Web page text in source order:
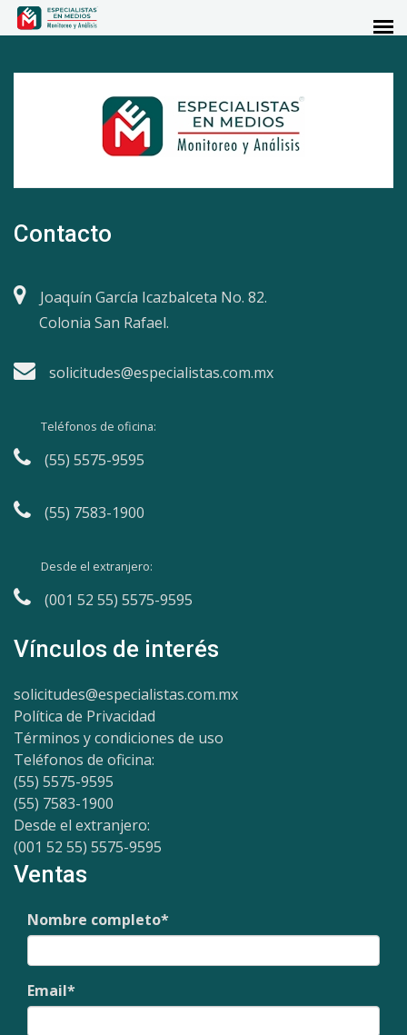
Contacto
Joaquín García Icazbalceta No. 82.
Colonia San Rafael.
solicitudes@especialistas.com.mx
Teléfonos de oficina:
(55) 5575-9595
(55) 7583-1900
Desde el extranjero:
(001 52 55) 5575-9595
Vínculos de interés
solicitudes@especialistas.com.mx
Política de Privacidad
Términos y condiciones de uso
Teléfonos de oficina:
(55) 5575-9595
(55) 7583-1900
Desde el extranjero:
(001 52 55) 5575-9595
Ventas
Nombre completo*
Email*